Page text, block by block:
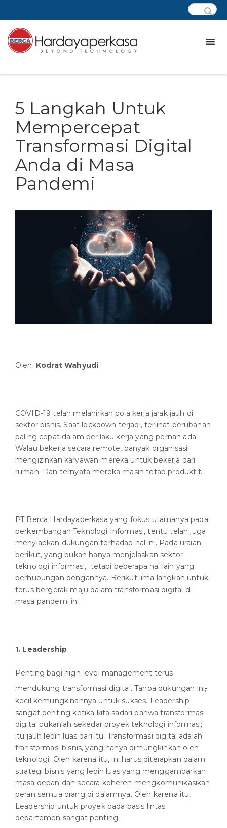
5 Langkah Untuk
Mempercepat
Transformasi Digital
Anda di Masa
Pandemi
Oleh: Kodrat Wahyudi
COVID-19 telah melahirkan pola kerja jarak jauh di
sektor bisnis. Saat lockdown terjadi, terlihat perubahan
paling cepat dalam perilaku kerja yang pernah ada.
Walau bekerja secara remote, banyak organisasi
mengizinkan karyawan mereka untuk bekerja dari
rumah. Dan ternyata mereka masih tetap produktif.
PT Berca Hardayaperkasa yang fokus utamanya pada
perkembangan Teknologi Informasi, tentu telah juga
menyiapkan dukungan terhadap hal ini. Pada uraian
berikut, yang bukan hanya menjelaskan sektor
teknologi informasi, tetapi beberapa hal lain yang
berhubungan dengannya. Berikut lima langkah untuk
terus bergerak maju dalam transformasi digital di
masa pandemi ini.
1. Leadership
Penting bagi high-level management terus
mendukung transformasi digital. Tanpa dukungan ini,
kecil kemungkinannya untuk sukses. Leadership
sangat penting ketika kita sadari bahwa transformasi
digital bukanlah sekedar proyek teknologi informasi;
itu jauh lebih luas dari itu. Transformasi digital adalah
transformasi bisnis, yang hanya dimungkinkan oleh
teknologi. Oleh karena itu, ini harus diterapkan dalam
strategi bisnis yang lebih luas yang menggambarkan
masa depan dan secara koheren mengkomunikasikan
peran semua orang di dalamnya. Oleh karena itu,
Leadership untuk proyek pada basis lintas
departemen sangat penting.